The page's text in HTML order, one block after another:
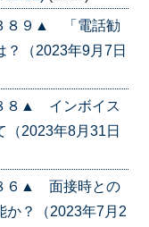
８９▲ 「電話勧
？（2023年9月7日
８▲ インボイス
（2023年8月31日
６▲ 面接時との
か？（2023年7月2